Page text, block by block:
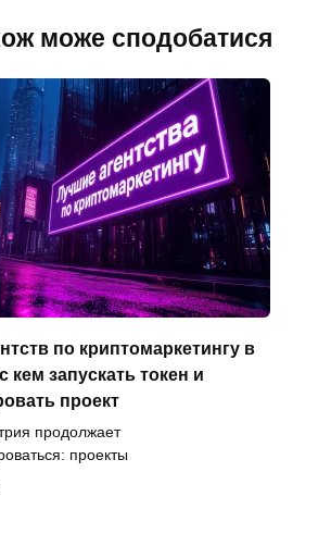
може сподобатися
по криптомаркетингу в
кем запускать токен и
проект
продолжает
проекты